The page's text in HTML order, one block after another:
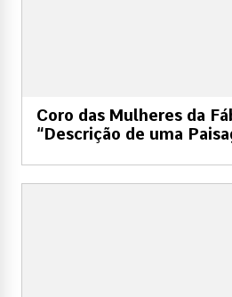
Coro das Mulheres da
“Descrição de uma